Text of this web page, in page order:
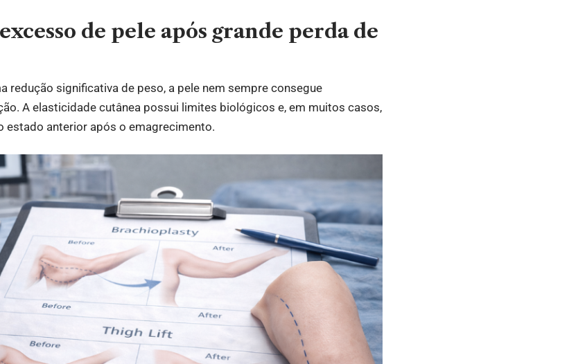
de pele após grande perda de
redução significativa de peso, a pele nem sempre consegue
A elasticidade cutânea possui limites biológicos e, em muitos casos,
estado anterior após o emagrecimento.